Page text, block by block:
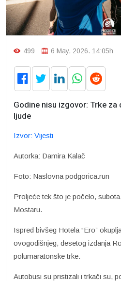
499 6 May, 2026. 14:05h
Godine nisu izgovor: Trke
ljude
Izvor: Vijesti
Autorka: Damira Kalač
Foto: Naslovna podgorica.run
Proljeće tek što je počelo,
Mostaru.
Ispred bivšeg Hotela “Ero”
ovogodišnjeg, desetog izdanja
polumaratonske trke.
Autobusi su pristizali i trkači su,